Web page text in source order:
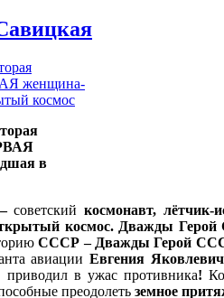
в
советский космонавт, лётчик-
космос. Дважды Герой
СССР – Дважды Герой
авиацииЕвгения
приводил в ужас противника!
преодолеть земное